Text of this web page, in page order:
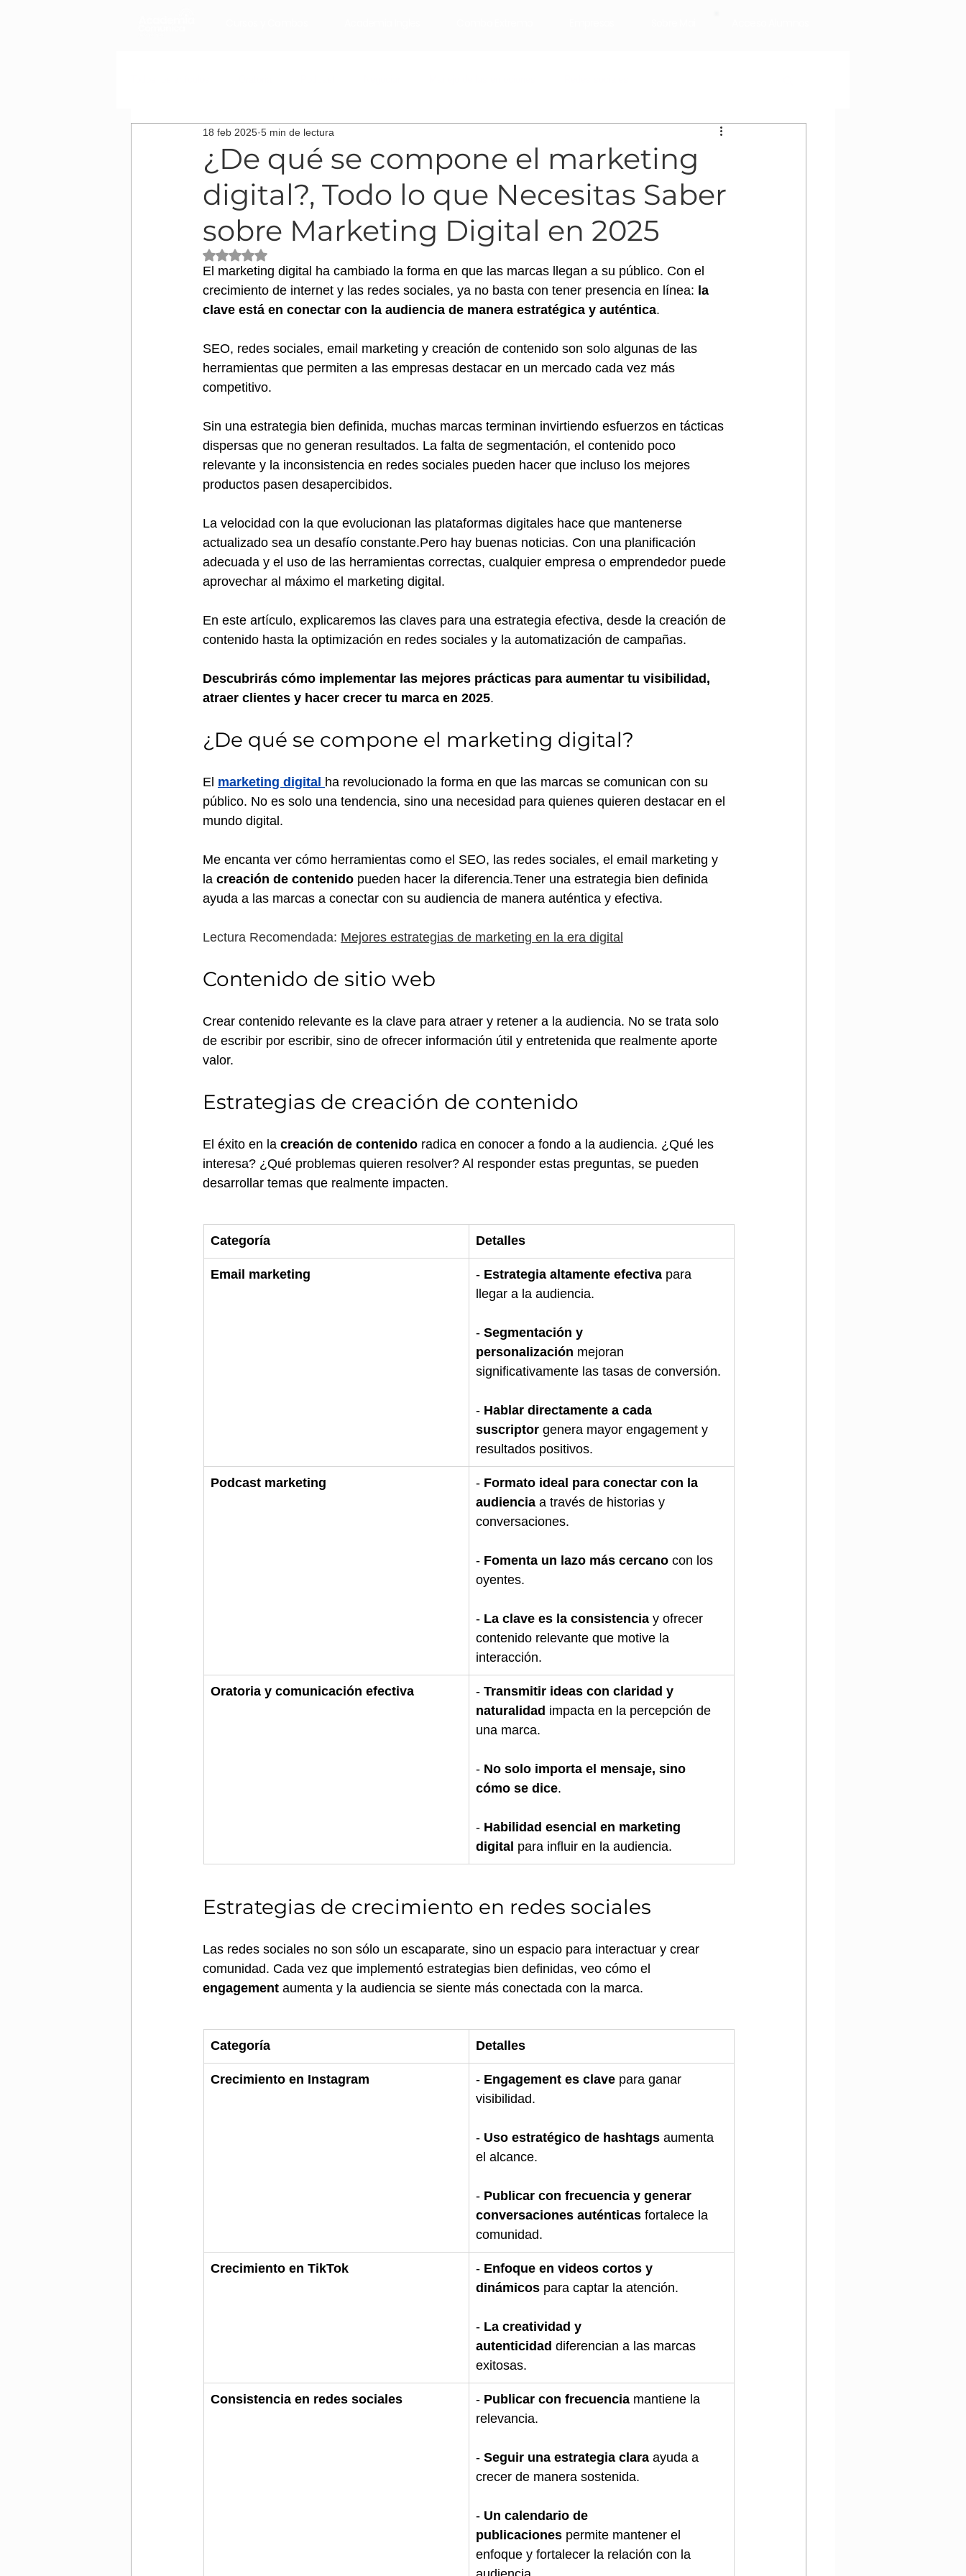
Cómo desarrollar tu carrera laboral Email Marketing
¿De qué se compone el marketing
digital?, Todo lo que Necesitas Saber
sobre Marketing Digital en 2025
18 feb 2025 5 min de lectura
Obtuvo NaN de 5 estrellas.
El marketing digital ha cambiado la forma en que las marcas llegan a su público. Con el
crecimiento de internet y las redes sociales, ya no basta con tener presencia en línea: la
clave está en conectar con la audiencia de manera estratégica y auténtica.
SEO, redes sociales, email marketing y creación de contenido son solo algunas de las
herramientas que permiten a las empresas destacar en un mercado cada vez más
competitivo.
Sin una estrategia bien definida, muchas marcas terminan invirtiendo esfuerzos en tácticas
dispersas que no generan resultados. La falta de segmentación, el contenido poco
relevante y la inconsistencia en redes sociales pueden hacer que incluso los mejores
productos pasen desapercibidos.
La velocidad con la que evolucionan las plataformas digitales hace que mantenerse
actualizado sea un desafío constante.Pero hay buenas noticias. Con una planificación
adecuada y el uso de las herramientas correctas, cualquier empresa o emprendedor puede
aprovechar al máximo el marketing digital.
En este artículo, explicaremos las claves para una estrategia efectiva, desde la creación de
contenido hasta la optimización en redes sociales y la automatización de campañas.
Descubrirás cómo implementar las mejores prácticas para aumentar tu visibilidad,
atraer clientes y hacer crecer tu marca en 2025.
¿De qué se compone el marketing digital?
El marketing digital ha revolucionado la forma en que las marcas se comunican con su
público. No es solo una tendencia, sino una necesidad para quienes quieren destacar en el
mundo digital.
Me encanta ver cómo herramientas como el SEO, las redes sociales, el email marketing y
la creación de contenido pueden hacer la diferencia.Tener una estrategia bien definida
ayuda a las marcas a conectar con su audiencia de manera auténtica y efectiva.
Lectura Recomendada: Mejores estrategias de marketing en la era digital
Contenido de sitio web
Crear contenido relevante es la clave para atraer y retener a la audiencia. No se trata solo
de escribir por escribir, sino de ofrecer información útil y entretenida que realmente aporte
valor.
Estrategias de creación de contenido
El éxito en la creación de contenido radica en conocer a fondo a la audiencia. ¿Qué les
interesa? ¿Qué problemas quieren resolver? Al responder estas preguntas, se pueden
desarrollar temas que realmente impacten.
Categoría Detalles
Email marketing - Estrategia altamente efectiva para
llegar a la audiencia.
- Segmentación y
personalización mejoran
significativamente las tasas de conversión.
- Hablar directamente a cada
suscriptor genera mayor engagement y
resultados positivos.
Podcast marketing - Formato ideal para conectar con la
audiencia a través de historias y
conversaciones.
- Fomenta un lazo más cercano con los
oyentes.
- La clave es la consistencia y ofrecer
contenido relevante que motive la
interacción.
Oratoria y comunicación efectiva - Transmitir ideas con claridad y
naturalidad impacta en la percepción de
una marca.
- No solo importa el mensaje, sino
cómo se dice.
- Habilidad esencial en marketing
digital para influir en la audiencia.
Estrategias de crecimiento en redes sociales
Las redes sociales no son sólo un escaparate, sino un espacio para interactuar y crear
comunidad. Cada vez que implementó estrategias bien definidas, veo cómo el
engagement aumenta y la audiencia se siente más conectada con la marca.
Categoría Detalles
Crecimiento en Instagram - Engagement es clave para ganar
visibilidad.
- Uso estratégico de hashtags aumenta
el alcance.
- Publicar con frecuencia y generar
conversaciones auténticas fortalece la
comunidad.
Crecimiento en TikTok - Enfoque en videos cortos y
dinámicos para captar la atención.
- La creatividad y
autenticidad diferencian a las marcas
exitosas.
Consistencia en redes sociales - Publicar con frecuencia mantiene la
relevancia.
- Seguir una estrategia clara ayuda a
crecer de manera sostenida.
- Un calendario de
publicaciones permite mantener el
enfoque y fortalecer la relación con la